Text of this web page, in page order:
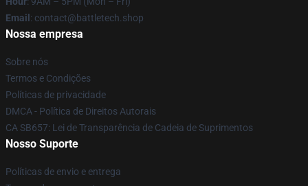
Email : contact@battletech.shop
Nossa empresa
Sobre nós
Termos e Condições
Políticas de privacidade
DMCA - Política de Direitos Autorais
CA SB657: Lei de Transparência de Cadeia de Suprimentos
Nosso Suporte
Políticas de envio e entrega